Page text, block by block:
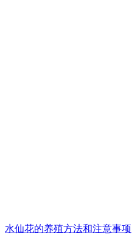
水仙花的养殖方法和注意事项